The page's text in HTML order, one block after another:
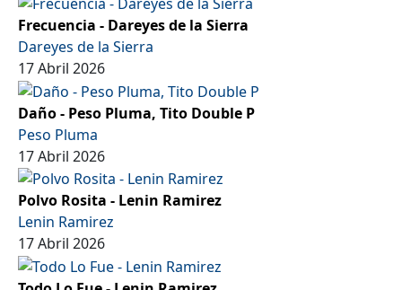
Frecuencia - Dareyes de la Sierra
Dareyes de la Sierra
17 Abril 2026
Daño - Peso Pluma, Tito Double P
Peso Pluma
17 Abril 2026
Polvo Rosita - Lenin Ramirez
Lenin Ramirez
17 Abril 2026